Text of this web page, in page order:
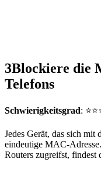
3Blockiere die
Telefons
Schwierigkeitsgrad:
Jedes Gerät, das sich
eindeutige MAC-
Routers zugreifst, findest